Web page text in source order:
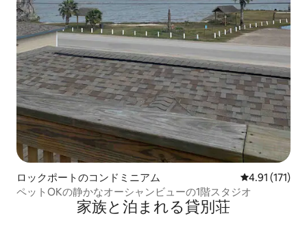
ロックポートのコンドミニアム レビュー171
4.91 (171)
ペットOKの静かなオーシャンビューの1階スタジオ
家族と泊まれる貸別荘